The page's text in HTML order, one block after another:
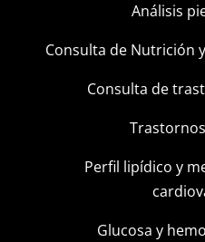
Análisis
Consulta de Nutrición
Consulta de
Perfil lipídico y
Glucosa y